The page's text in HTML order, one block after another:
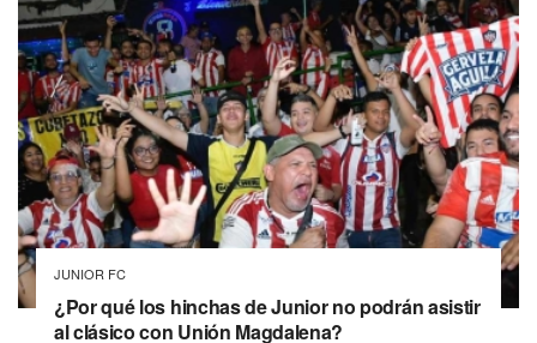
JUNIOR FC
¿Por qué los hinchas de Junior no podrán asistir
al clásico con Unión Magdalena?